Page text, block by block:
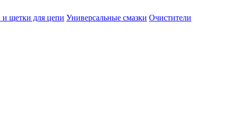
щетки для цепи Универсальные смазки Очистители